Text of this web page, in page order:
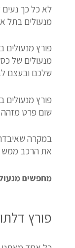
לא כל כך
מנעולים בתל
פורץ מנעולים
מנעולים של
שלכם ובעצם
פורץ
שום פרט מזהה
במקרה
את הרכב ממש
מחפשים
פורץ